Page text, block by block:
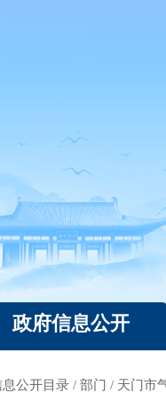
政府信息公开
公开目录 / 部门 / 天门市